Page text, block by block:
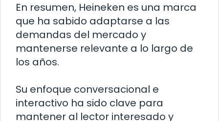
En resumen, Heineken es una marca
que ha sabido adaptarse a las
demandas del mercado y
mantenerse relevante a lo largo de
los años.
Su enfoque conversacional e
interactivo ha sido clave para
mantener al lector interesado y